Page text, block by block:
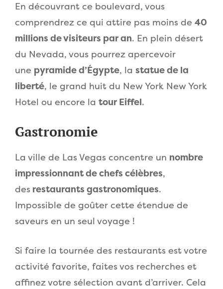
En découvrant ce boulevard, vous
comprendrez ce qui attire pas moins de 40
millions de visiteurs par an. En plein désert
du Nevada, vous pourrez apercevoir
une pyramide d’Égypte, la statue de la
liberté, le grand huit du New York New York
Hotel ou encore la tour Eiffel.
Gastronomie
La ville de Las Vegas concentre un nombre
impressionnant de chefs célèbres,
des restaurants gastronomiques.
Impossible de goûter cette étendue de
saveurs en un seul voyage !
Si faire la tournée des restaurants est votre
activité favorite, faites vos recherches et
affinez votre sélection avant d’arriver. Cela